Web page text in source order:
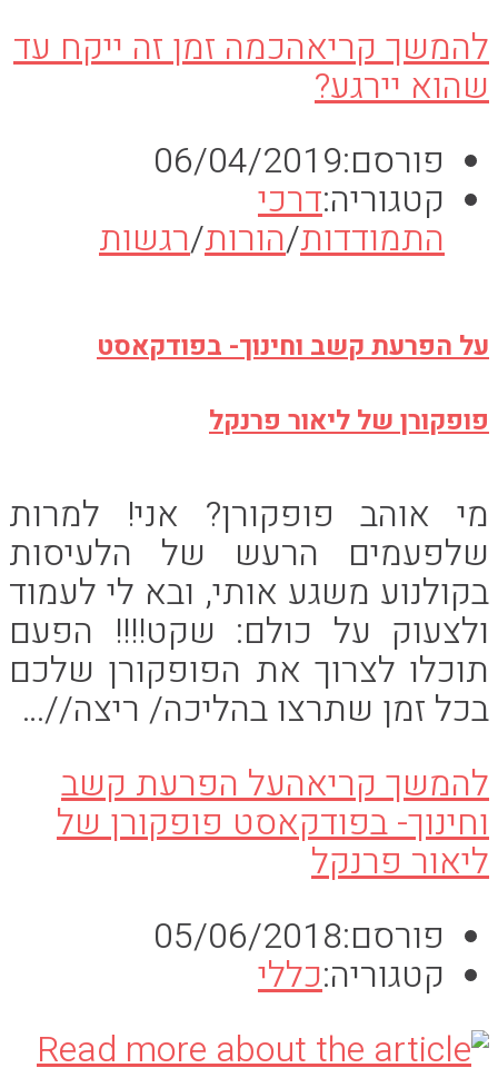
להמשך קריאהכמה זמן זה ייקח עד
שהוא יירגע?
פורסם:06/04/2019
קטגוריה:דרכי
התמודדות/הורות/רגשות
על הפרעת קשב וחינוך- בפודקאסט
פופקורן של ליאור פרנקל
מי אוהב פופקורן? אני! למרות
שלפעמים הרעש של הלעיסות
בקולנוע משגע אותי, ובא לי לעמוד
ולצעוק על כולם: שקט!!!! הפעם
תוכלו לצרוך את הפופקורן שלכם
בכל זמן שתרצו בהליכה/ ריצה//…
להמשך קריאהעל הפרעת קשב
וחינוך- בפודקאסט פופקורן של
ליאור פרנקל
פורסם:05/06/2018
קטגוריה:כללי